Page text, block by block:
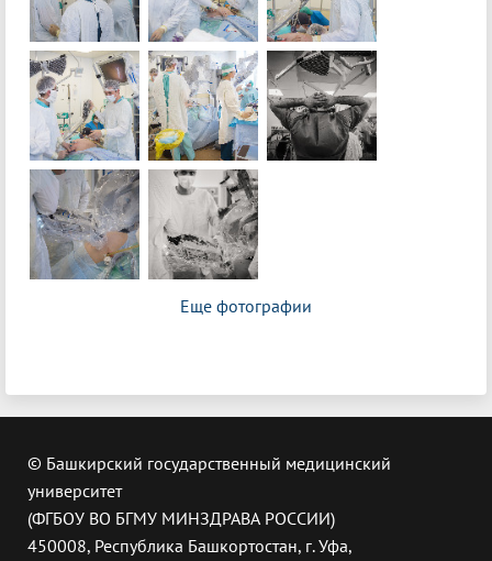
Еще фотографии
© Башкирский государственный медицинский
университет
(ФГБОУ ВО БГМУ МИНЗДРАВА РОССИИ)
450008, Республика Башкортостан, г. Уфа,